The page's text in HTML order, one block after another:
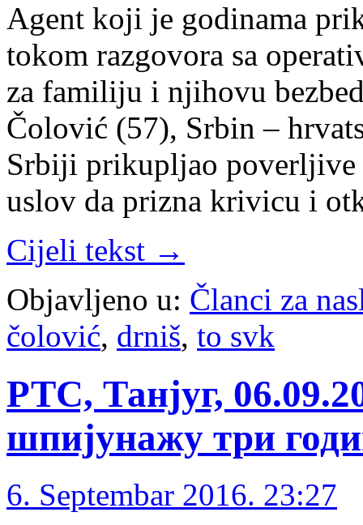
Agent koji je godinama
tokom razgovora sa
za familiju i njihovu
Čolović (57), Srbin –
Srbiji prikupljao poverljive
uslov da prizna krivicu i
Cijeli tekst →
Objavljeno u: Članci za
čolović, drniš, to svk
РТС, Танјуг,
шпијунажу три
6. Septembar 2016. 23:27